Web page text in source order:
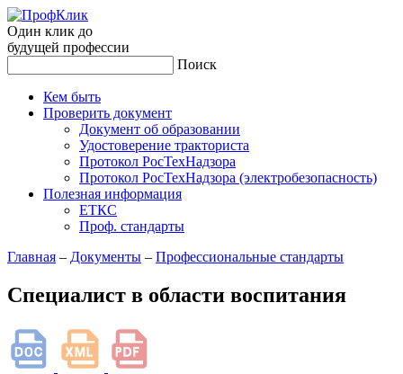
Один клик до
будущей профессии
Поиск
Кем быть
Проверить документ
Документ об образовании
Удостоверение тракториста
Протокол РосТехНадзора
Протокол РосТехНадзора (электробезопасность)
Полезная информация
ЕТКС
Проф. стандарты
Главная – Документы – Профессиональные стандарты
Специалист в области воспитания